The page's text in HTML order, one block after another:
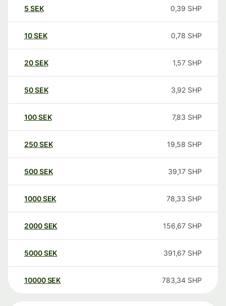
5 SEK 0,39 SHP
10SEK 0,78 SHP
20SEK 1,57 SHP
50SEK 3,92 SHP
100SEK 7,83 SHP
250SEK 19,58 SHP
500SEK 39,17 SHP
1000SEK 78,33 SHP
2000SEK 156,67 SHP
5000SEK 391,67 SHP
10000 SEK 783,34 SHP